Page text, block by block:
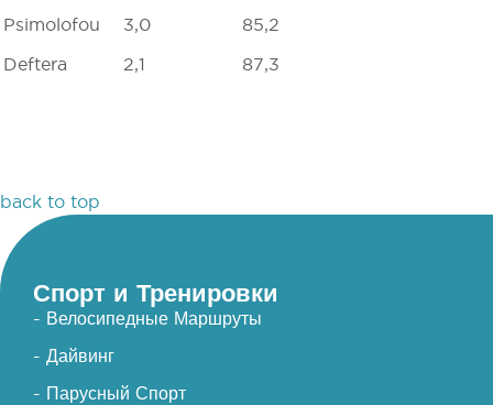
Psimolofou
3,0
85,2
Deftera
2,1 87,3
back to top
Спорт и Тренировки
- Велосипедные Маршруты
- Дайвинг
- Парусный Спорт